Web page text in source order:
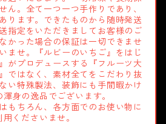
ん。全て一つ一つ手作りであり、
ります。できたものから随時発送
指定をいただきましてお客様のご
かった場合の保証は一切できませ
ませ。『ルビーのいちご』をはじ
がプロデュースする『フルーツ大
ではなく、素材全てをこだわり抜
い特殊製法、装飾にも手間暇かけ
身の逸品でございます。
もちろん、各方面でのお使い物に
用くださいませ。